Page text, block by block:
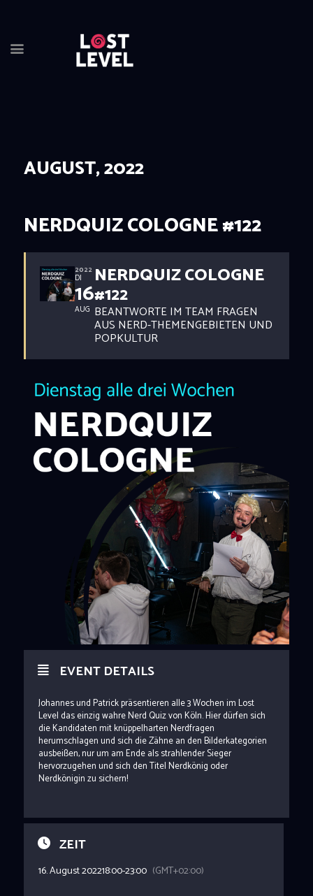
EVENTS
ABOUT
RESERVIERUNG
AUGUST, 2022
NERDQUIZ COLOGNE #122
2022
DI
16
AUG
NERDQUIZ COLOGNE
#122
BEANTWORTE IM TEAM FRAGEN
AUS NERD-THEMENGEBIETEN UND
POPKULTUR
EVENT DETAILS
Johannes und Patrick präsentieren alle 3 Wochen im Lost
Level das einzig wahre Nerd Quiz von Köln. Hier dürfen sich
die Kandidaten mit knüppelharten Nerdfragen
herumschlagen und sich die Zähne an den Bilderkategorien
ausbeißen, nur um am Ende als strahlender Sieger
hervorzugehen und sich den Titel Nerdkönig oder
Nerdkönigin zu sichern!
ZEIT
16. August 202218:00-23:00 (GMT+02:00)